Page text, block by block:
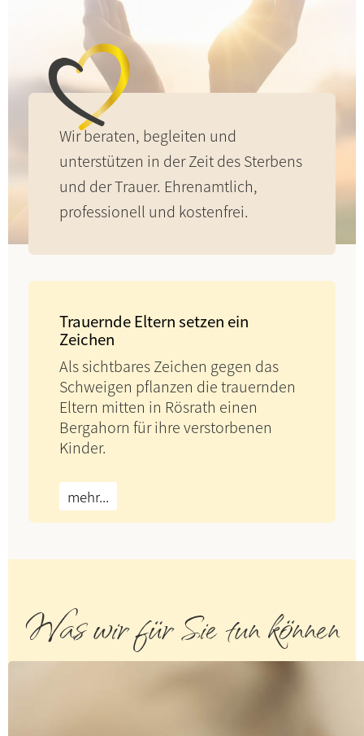
Wir beraten, begleiten und
unterstützen in der Zeit des Sterbens
und der Trauer. Ehrenamtlich,
professionell und kostenfrei.
Trauernde Eltern setzen ein
Zeichen
Als sichtbares Zeichen gegen das
Schweigen pflanzen die trauernden
Eltern mitten in Rösrath einen
Bergahorn für ihre verstorbenen
Kinder.
mehr...
Was wir für Sie tun können